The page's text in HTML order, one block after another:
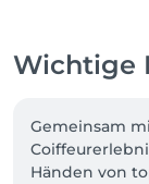
Wichtige
Gemeinsam
Händen von